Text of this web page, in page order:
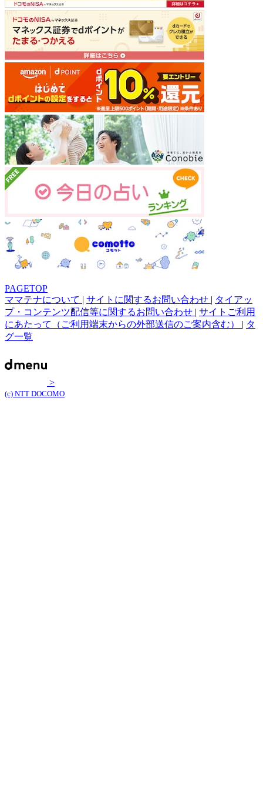
PAGETOP
ママテナについて | サイトに関するお問い合わせ | タイアッ
プ・コンテンツ配信等に関するお問い合わせ | サイトご利用
にあたって（ご利用端末からの外部送信のご案内含む） | タ
グ一覧
>
(c) NTT DOCOMO